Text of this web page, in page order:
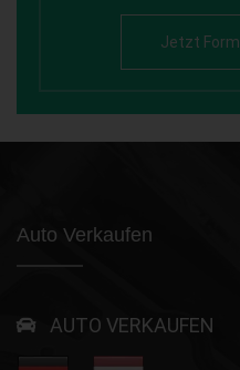
Jetzt
Auto Verkaufen
AUTO VERKAUFEN